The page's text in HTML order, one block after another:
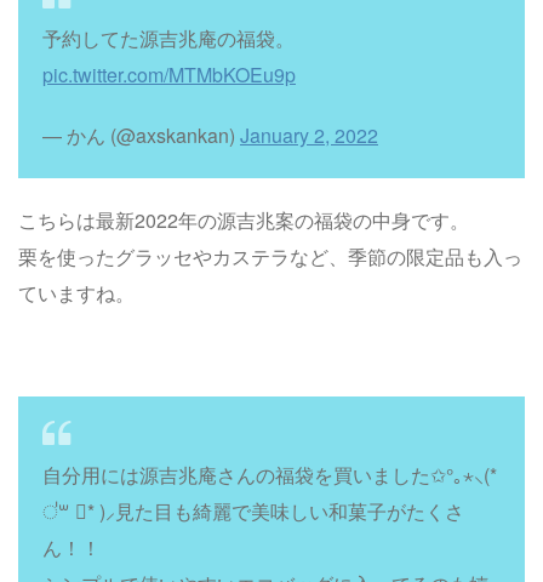
予約してた源吉兆庵の福袋。
pic.twitter.com/MTMbKOEu9p
— かん (@axskankan) January 2, 2022
こちらは最新2022年の源吉兆案の福袋の中身です。
栗を使ったグラッセやカステラなど、季節の限定品も入っ
ていますね。
自分用には源吉兆庵さんの福袋を買いました✩°｡⋆⸜(*
॑꒳ ॑* )⸝見た目も綺麗で美味しい和菓子がたくさ
ん！！